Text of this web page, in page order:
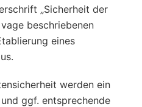
„Sicherheit der
beschriebenen
eines
werden ein
ggf. entsprechende